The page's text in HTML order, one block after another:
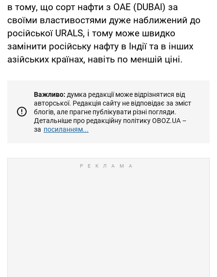
в тому, що сорт нафти з ОАЕ (DUBAI) за
своїми властивостями дуже наближений до
російської URALS, і тому може швидко
замінити російську нафту в Індії та в інших
азійських країнах, навіть по меншій ціні.
Важливо: думка редакції може відрізнятися від
авторської. Редакція сайту не відповідає за зміст
блогів, але прагне публікувати різні погляди.
Детальніше про редакційну політику OBOZ.UA –
за посиланням...